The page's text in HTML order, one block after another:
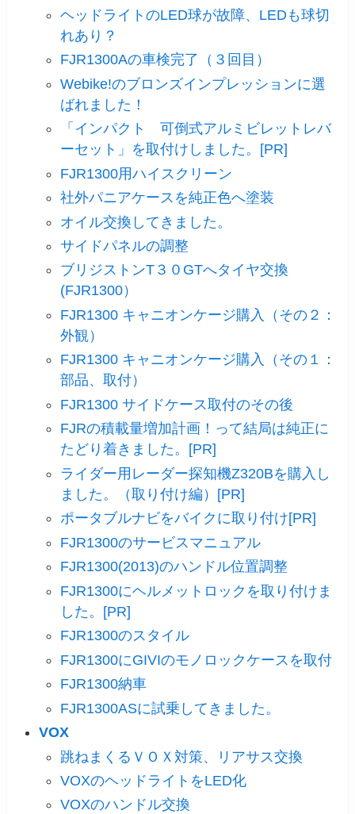
ヘッドライトのLED球が故障、LEDも球切
れあり？
FJR1300Aの車検完了（３回目）
Webike!のブロンズインプレッションに選
ばれました！
「インパクト 可倒式アルミビレットレバ
ーセット」を取付けしました。[PR]
FJR1300用ハイスクリーン
社外パニアケースを純正色へ塗装
オイル交換してきました。
サイドパネルの調整
ブリジストンT３０GTへタイヤ交換
(FJR1300）
FJR1300 キャニオンケージ購入（その２：
外観）
FJR1300 キャニオンケージ購入（その１：
部品、取付）
FJR1300 サイドケース取付のその後
FJRの積載量増加計画！って結局は純正に
たどり着きました。[PR]
ライダー用レーダー探知機Z320Bを購入し
ました。（取り付け編）[PR]
ポータブルナビをバイクに取り付け[PR]
FJR1300のサービスマニュアル
FJR1300(2013)のハンドル位置調整
FJR1300にヘルメットロックを取り付けま
した。[PR]
FJR1300のスタイル
FJR1300にGIVIのモノロックケースを取付
FJR1300納車
FJR1300ASに試乗してきました。
VOX
跳ねまくるＶＯＸ対策、リアサス交換
VOXのヘッドライトをLED化
VOXのハンドル交換